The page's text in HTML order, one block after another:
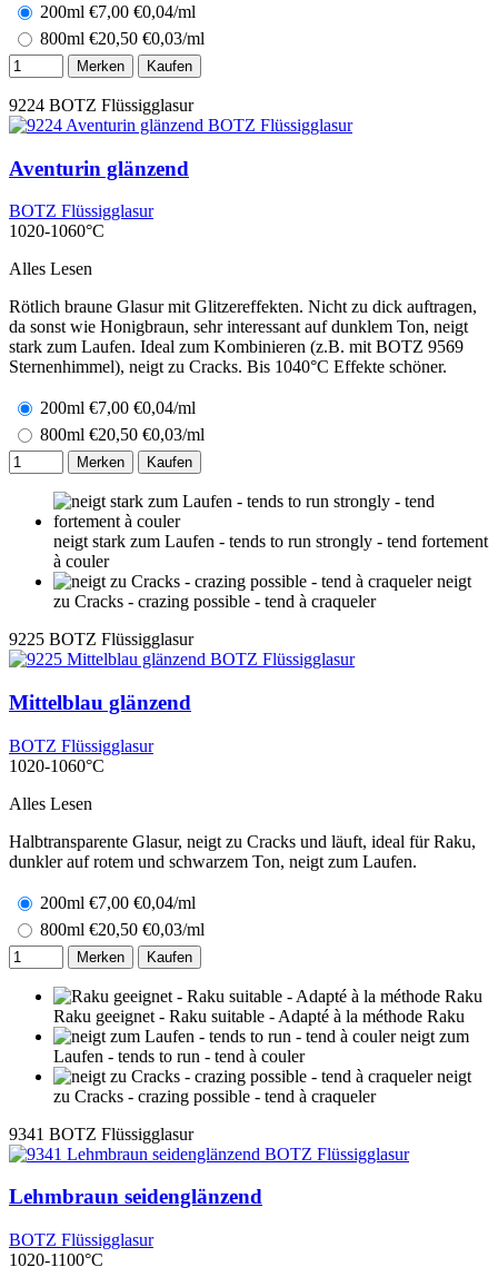
200ml €7,00 €0,04/ml
800ml €20,50 €0,03/ml
Merken Kaufen
9224 BOTZ Flüssigglasur
Aventurin glänzend
BOTZ Flüssigglasur
1020-1060°C
Alles Lesen
Rötlich braune Glasur mit Glitzereffekten. Nicht zu dick auftragen,
da sonst wie Honigbraun, sehr interessant auf dunklem Ton, neigt
stark zum Laufen. Ideal zum Kombinieren (z.B. mit BOTZ 9569
Sternenhimmel), neigt zu Cracks. Bis 1040°C Effekte schöner.
200ml €7,00 €0,04/ml
800ml €20,50 €0,03/ml
Merken Kaufen
neigt stark zum Laufen - tends to run strongly - tend fortement
à couler
neigt
zu Cracks - crazing possible - tend à craqueler
9225 BOTZ Flüssigglasur
Mittelblau glänzend
BOTZ Flüssigglasur
1020-1060°C
Alles Lesen
Halbtransparente Glasur, neigt zu Cracks und läuft, ideal für Raku,
dunkler auf rotem und schwarzem Ton, neigt zum Laufen.
200ml €7,00 €0,04/ml
800ml €20,50 €0,03/ml
Merken Kaufen
Raku geeignet - Raku suitable - Adapté à la méthode Raku
neigt zum
Laufen - tends to run - tend à couler
neigt
zu Cracks - crazing possible - tend à craqueler
9341 BOTZ Flüssigglasur
Lehmbraun seidenglänzend
BOTZ Flüssigglasur
1020-1100°C